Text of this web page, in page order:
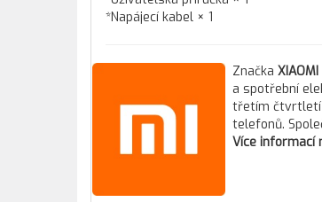
*Napájecí kabel × 1
Značka XIAOMI
a spotřební
třetím čtvrtletí
telefonů.
Více informací